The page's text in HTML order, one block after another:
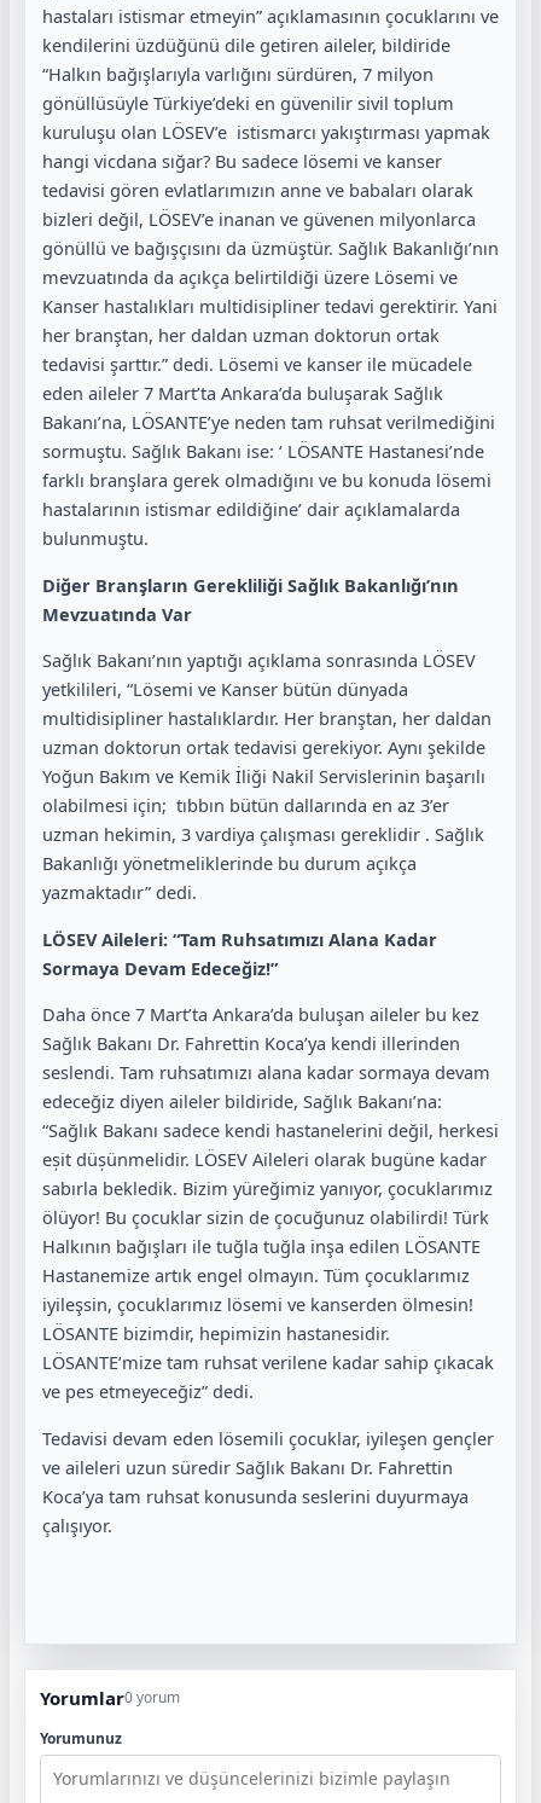
hastaları istismar etmeyin” açıklamasının çocuklarını ve
kendilerini üzdüğünü dile getiren aileler, bildiride
“Halkın bağışlarıyla varlığını sürdüren, 7 milyon
gönüllüsüyle Türkiye’deki en güvenilir sivil toplum
kuruluşu olan LÖSEV’e istismarcı yakıştırması yapmak
hangi vicdana sığar? Bu sadece lösemi ve kanser
tedavisi gören evlatlarımızın anne ve babaları olarak
bizleri değil, LÖSEV’e inanan ve güvenen milyonlarca
gönüllü ve bağışçısını da üzmüştür. Sağlık Bakanlığı’nın
mevzuatında da açıkça belirtildiği üzere Lösemi ve
Kanser hastalıkları multidisipliner tedavi gerektirir. Yani
her branştan, her daldan uzman doktorun ortak
tedavisi şarttır.” dedi. Lösemi ve kanser ile mücadele
eden aileler 7 Mart’ta Ankara’da buluşarak Sağlık
Bakanı’na, LÖSANTE’ye neden tam ruhsat verilmediğini
sormuştu. Sağlık Bakanı ise: ‘ LÖSANTE Hastanesi’nde
farklı branşlara gerek olmadığını ve bu konuda lösemi
hastalarının istismar edildiğine’ dair açıklamalarda
bulunmuştu.
Diğer Branşların Gerekliliği Sağlık Bakanlığı’nın
Mevzuatında Var
Sağlık Bakanı’nın yaptığı açıklama sonrasında LÖSEV
yetkilileri, “Lösemi ve Kanser bütün dünyada
multidisipliner hastalıklardır. Her branştan, her daldan
uzman doktorun ortak tedavisi gerekiyor. Aynı şekilde
Yoğun Bakım ve Kemik İliği Nakil Servislerinin başarılı
olabilmesi için; tıbbın bütün dallarında en az 3’er
uzman hekimin, 3 vardiya çalışması gereklidir . Sağlık
Bakanlığı yönetmeliklerinde bu durum açıkça
yazmaktadır” dedi.
LÖSEV Aileleri: “Tam Ruhsatımızı Alana Kadar
Sormaya Devam Edeceğiz!”
Daha önce 7 Mart’ta Ankara’da buluşan aileler bu kez
Sağlık Bakanı Dr. Fahrettin Koca’ya kendi illerinden
seslendi. Tam ruhsatımızı alana kadar sormaya devam
edeceğiz diyen aileler bildiride, Sağlık Bakanı’na:
“Sağlık Bakanı sadece kendi hastanelerini değil, herkesi
eșit düșünmelidir. LÖSEV Aileleri olarak bugüne kadar
sabırla bekledik. Bizim yüreğimiz yanıyor, çocuklarımız
ölüyor! Bu çocuklar sizin de çocuğunuz olabilirdi! Türk
Halkının bağışları ile tuğla tuğla inşa edilen LÖSANTE
Hastanemize artık engel olmayın. Tüm çocuklarımız
iyileşsin, çocuklarımız lösemi ve kanserden ölmesin!
LÖSANTE bizimdir, hepimizin hastanesidir.
LÖSANTE’mize tam ruhsat verilene kadar sahip çıkacak
ve pes etmeyeceğiz” dedi.
Tedavisi devam eden lösemili çocuklar, iyileşen gençler
ve aileleri uzun süredir Sağlık Bakanı Dr. Fahrettin
Koca’ya tam ruhsat konusunda seslerini duyurmaya
çalışıyor.
Yorumlar0 yorum
Yorumunuz